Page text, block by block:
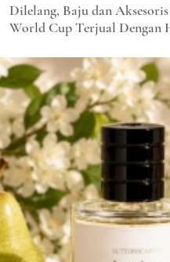
Dilelang, Baju dan
World Cup Terjual Dengan